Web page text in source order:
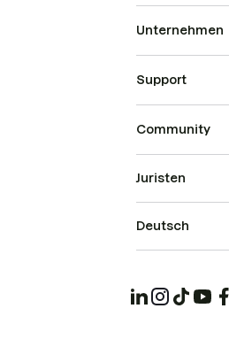
Unternehmen
Support
Community
Juristen
Deutsch